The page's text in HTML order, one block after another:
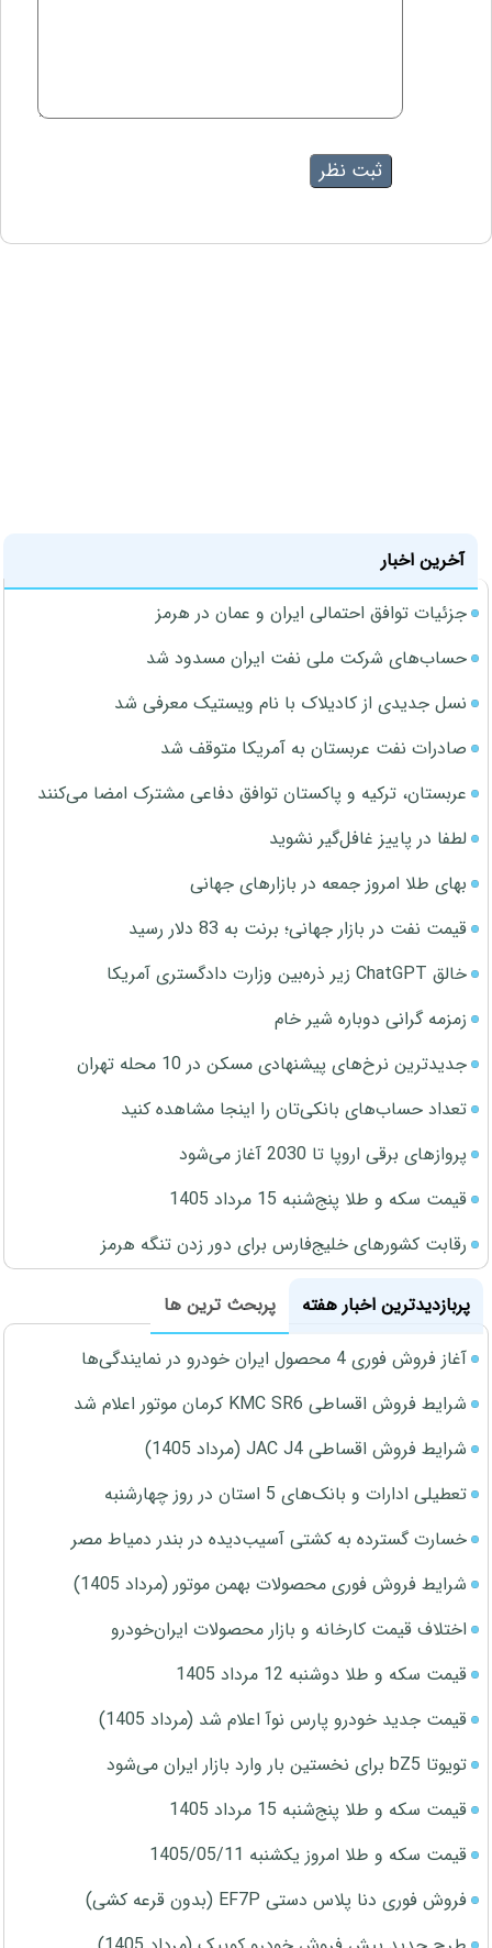
آخرین اخبار
جزئیات توافق احتمالی ایران و عمان در هرمز
حساب‌های شرکت ملی نفت ایران مسدود شد
نسل جدیدی از کادیلاک با نام ویستیک معرفی شد
صادرات نفت عربستان به آمریکا متوقف شد
عربستان، ترکیه و پاکستان توافق دفاعی مشترک امضا می‌کنند
لطفا در پاییز غافل‌گیر نشوید
بهای طلا امروز جمعه در بازارهای جهانی
قیمت نفت در بازار جهانی؛ برنت به 83 دلار رسید
خالق ChatGPT زیر ذره‌بین وزارت دادگستری آمریکا
زمزمه گرانی دوباره شیر خام
جدیدترین نرخ‌های پیشنهادی مسکن در 10 محله تهران
تعداد حساب‌های بانکی‌تان را اینجا مشاهده کنید
پروازهای برقی اروپا تا 2030 آغاز می‌شود
قیمت سکه و طلا پنج‌شنبه 15 مرداد 1405
رقابت کشورهای خلیج‌فارس برای دور زدن تنگه هرمز
پربازدیدترین اخبار هفته
پربحث ترین ها
آغاز فروش فوری 4 محصول ایران خودرو در نمایندگی‌ها
شرایط فروش اقساطی KMC SR6 کرمان موتور اعلام شد
شرایط فروش اقساطی JAC J4 (مرداد 1405)
تعطیلی ادارات و بانک‌های 5 استان در روز چهارشنبه
خسارت گسترده به کشتی آسیب‌دیده در بندر دمیاط مصر
شرایط فروش فوری محصولات بهمن موتور (مرداد 1405)
اختلاف قیمت کارخانه و بازار محصولات ایران‌خودرو
قیمت سکه و طلا دوشنبه 12 مرداد 1405
قیمت جدید خودرو پارس نوآ اعلام شد (مرداد 1405)
تویوتا bZ5 برای نخستین بار وارد بازار ایران می‌شود
قیمت سکه و طلا پنج‌شنبه 15 مرداد 1405
قیمت سکه و طلا امروز یکشنبه 1405/05/11
فروش فوری دنا پلاس دستی EF7P (بدون قرعه کشی)